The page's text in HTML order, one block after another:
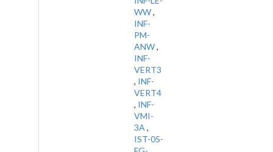
WW,
INF-
PM-
ANW,
INF-
VERT3
, INF-
VERT4
, INF-
VMI-
3A ,
IST-05-